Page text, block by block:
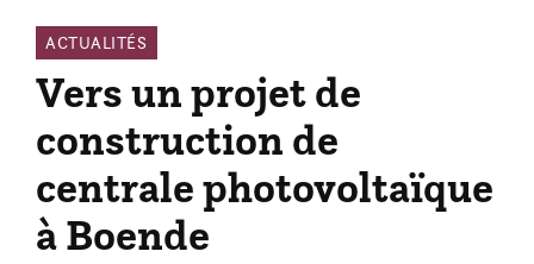
ACTUALITÉS
Vers un projet de
construction de
centrale photovoltaïque
à Boende